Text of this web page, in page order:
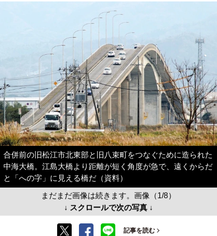
合併前の旧松江市北東部と旧八束町をつなぐために造られた
中海大橋。江島大橋より距離が短く角度が急で、遠くからだ
と「への字」に見える橋だ（資料）
まだまだ画像は続きます。画像（1/8）
↓ スクロールで次の写真 ↓
記事を読む